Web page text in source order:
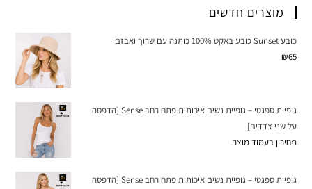
מוצרים חדשים
כובע Sunset כובע באקט 100% כותנה עם שרוך ואבזם
₪65
גופיית ספגטי – גופיית נשים איכותית פתח רחב Sense [הדפסה
על שני צדדים]
מחירון בעמוד מוצר
גופיית ספגטי – גופיית נשים איכותית פתח רחב Sense [הדפסה